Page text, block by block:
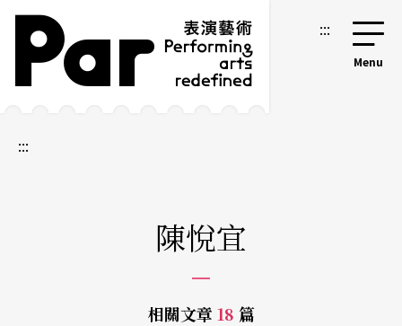
跳到主要內容區塊
網站導覽 :::
:::
陳悅宜
相關文章 18 篇